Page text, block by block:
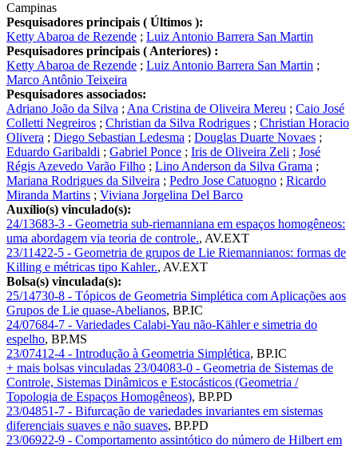
Campinas
Pesquisadores principais ( Últimos ):
Ketty Abaroa de Rezende ; Luiz Antonio Barrera San Martin
Pesquisadores principais ( Anteriores) :
Ketty Abaroa de Rezende ; Luiz Antonio Barrera San Martin ;
Marco Antônio Teixeira
Pesquisadores associados:
Adriano João da Silva ; Ana Cristina de Oliveira Mereu ; Caio José
Colletti Negreiros ; Christian da Silva Rodrigues ; Christian Horacio
Olivera ; Diego Sebastian Ledesma ; Douglas Duarte Novaes ;
Eduardo Garibaldi ; Gabriel Ponce ; Iris de Oliveira Zeli ; José
Régis Azevedo Varão Filho ; Lino Anderson da Silva Grama ;
Mariana Rodrigues da Silveira ; Pedro Jose Catuogno ; Ricardo
Miranda Martins ; Viviana Jorgelina Del Barco
Auxílio(s) vinculado(s):
24/13683-3 - Geometria sub-riemanniana em espaços homogêneos:
uma abordagem via teoria de controle., AV.EXT
23/11422-5 - Geometria de grupos de Lie Riemannianos: formas de
Killing e métricas tipo Kahler., AV.EXT
Bolsa(s) vinculada(s):
25/14730-8 - Tópicos de Geometria Simplética com Aplicações aos
Grupos de Lie quase-Abelianos, BP.IC
24/07684-7 - Variedades Calabi-Yau não-Kähler e simetria do
espelho, BP.MS
23/07412-4 - Introdução à Geometria Simplética, BP.IC
+ mais bolsas vinculadas 23/04083-0 - Geometria de Sistemas de
Controle, Sistemas Dinâmicos e Estocásticos (Geometria /
Topologia de Espaços Homogêneos), BP.PD
23/04851-7 - Bifurcação de variedades invariantes em sistemas
diferenciais suaves e não suaves, BP.PD
23/06922-9 - Comportamento assintótico do número de Hilbert em